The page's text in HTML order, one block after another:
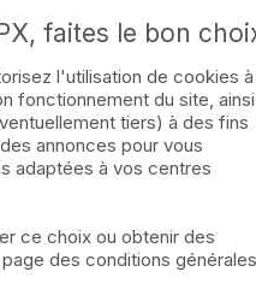
faites le bon
l'utilisation de cookies à
fonctionnement du site, ainsi
tiers) à des fins
annonces pour vous
adaptées à vos centres
ce choix ou obtenir des
des conditions générales